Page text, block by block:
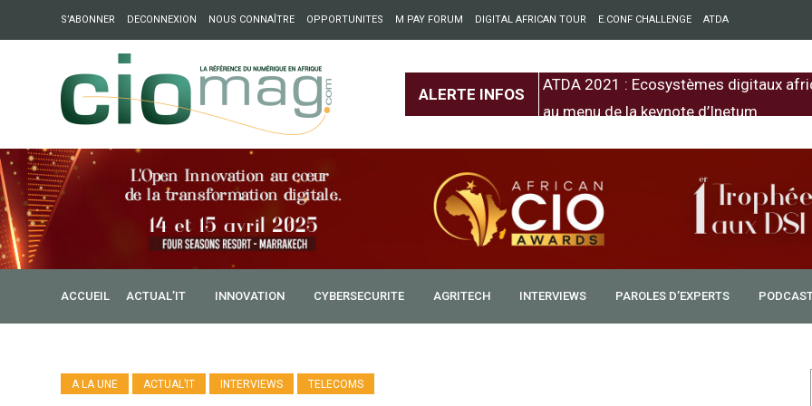
S’ABONNER DECONNEXION NOUS CONNAÎTRE OPPORTUNITES M PAY FORUM DIGITAL AFRICAN TOUR E.CONF CHALLENGE ATDA
ALERTE INFOS
: Partech Shaker lance Chapter54 pour créer des ponts entre l’Europe et
ATDA 2021 : Ecosystèmes digitaux
au menu de la keynote d’Inetum
ACCUEIL ACTUAL’IT INNOVATION CYBERSECURITE AGRITECH INTERVIEWS PAROLES D’EXPERTS
A LA UNE ACTUAL’IT INTERVIEWS TELECOMS